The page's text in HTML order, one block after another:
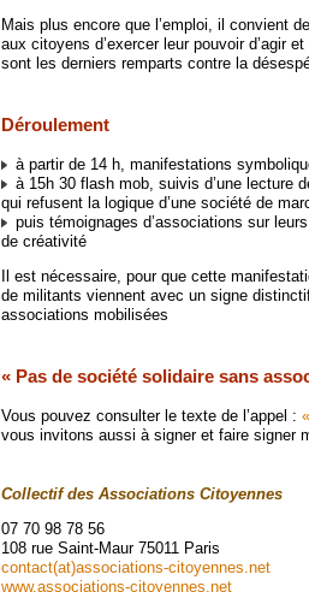
Mais plus encore que l’emploi, il convient
aux citoyens d’exercer leur pouvoir d’agir
sont les derniers remparts contre la
Déroulement
à partir de 14 h, manifestations
à 15h 30 flash mob, suivis d’une lecture
qui refusent la logique d’une société de
puis témoignages d’associations sur
de créativité
Il est nécessaire, pour que cette
de militants viennent avec un signe
associations mobilisées
« Pas de société solidaire sans
Vous pouvez consulter le texte de l’appel :
vous invitons aussi à signer et faire signer
Collectif des Associations Citoyennes
07 70 98 78 56
108 rue Saint-Maur 75011 Paris
contact(at)associations-citoyennes.net
www.associations-citoyennes.net